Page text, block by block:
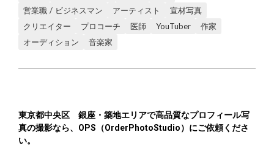
営業職 / ビジネスマン
アーティスト
宣材写真
クリエイター
プロコーチ 医師 YouTuber
作家
オーディション
音楽家
東京都中央区 銀座・築地エリアで高品質なプロフィール写
真の撮影なら、OPS（OrderPhotoStudio）にご依頼くださ
い。